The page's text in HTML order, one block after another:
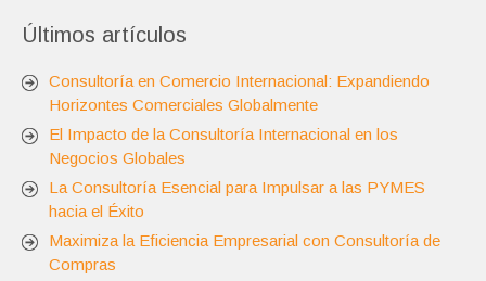
Últimos artículos
Consultoría en Comercio Internacional: Expandiendo
Horizontes Comerciales Globalmente
El Impacto de la Consultoría Internacional en los
Negocios Globales
La Consultoría Esencial para Impulsar a las PYMES
hacia el Éxito
Maximiza la Eficiencia Empresarial con Consultoría de
Compras